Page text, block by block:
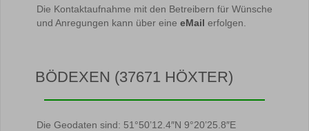
Die Kontaktaufnahme mit den Betreibern für Wünsche
und Anregungen kann über eine eMail erfolgen.
BÖDEXEN (37671 HÖXTER)
Die Geodaten sind: 51°50’12.4″N 9°20’25.8″E